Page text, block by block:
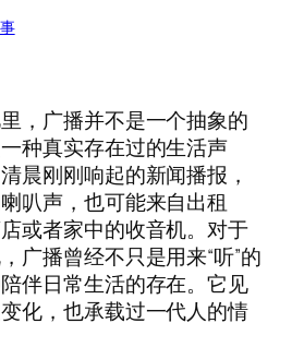
，广播并不是一个抽象的
种真实存在过的生活声
晨刚刚响起的新闻播报，
叭声，也可能来自出租
或者家中的收音机。对于
广播曾经不只是用来“听”的
伴日常生活的存在。它见
化，也承载过一代人的情